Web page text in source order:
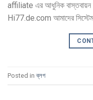
affiliate এর আধুনিক বাস্তবায়ন
Hi77.de.com আমাদের
Posted inব্লগ